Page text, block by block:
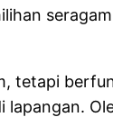
tetapi